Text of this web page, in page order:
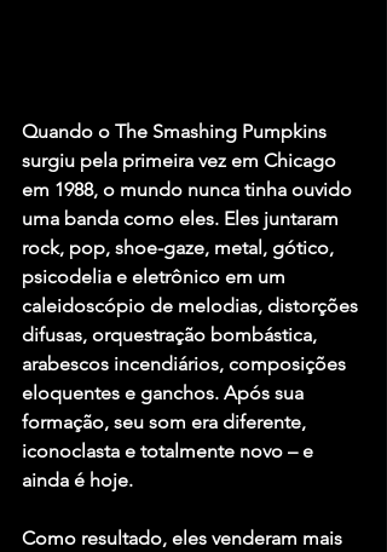
Quando o The Smashing Pumpkins
surgiu pela primeira vez em Chicago
em 1988, o mundo nunca tinha ouvido
uma banda como eles. Eles juntaram
rock, pop, shoe-gaze, metal, gótico,
psicodelia e eletrônico em um
caleidoscópio de melodias, distorções
difusas, orquestração bombástica,
arabescos incendiários, composições
eloquentes e ganchos. Após sua
formação, seu som era diferente,
iconoclasta e totalmente novo – e
ainda é hoje.
Como resultado, eles venderam mais